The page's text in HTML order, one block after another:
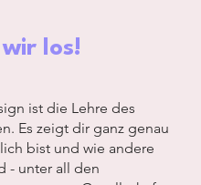
los!
ist die Lehre des
Es zeigt dir ganz genau
bist und wie andere
- unter all den